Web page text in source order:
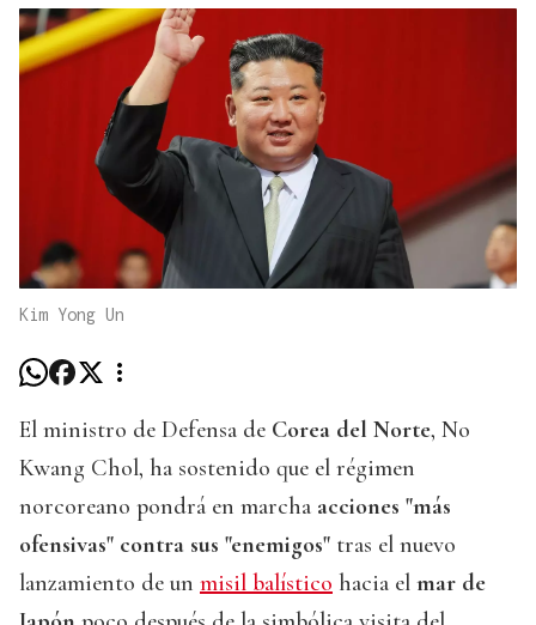
Kim Yong Un
El ministro de Defensa de Corea del Norte, No
Kwang Chol, ha sostenido que el régimen
norcoreano pondrá en marcha acciones "más
ofensivas" contra sus "enemigos" tras el nuevo
lanzamiento de un misil balístico hacia el mar de